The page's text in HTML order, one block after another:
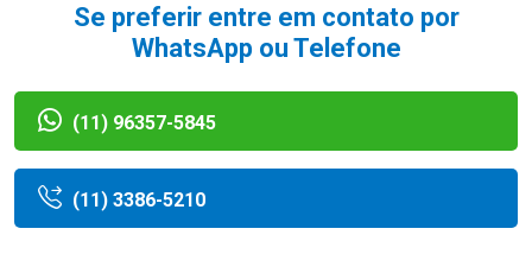
Se preferir entre em contato por
WhatsApp ou Telefone
(11) 96357-5845
(11) 3386-5210